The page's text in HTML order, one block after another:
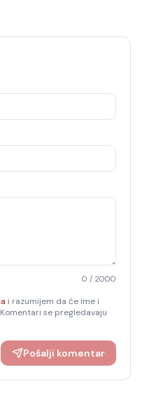
0 / 2000
i razumijem da će ime i
se pregledavaju
Pošalji komentar